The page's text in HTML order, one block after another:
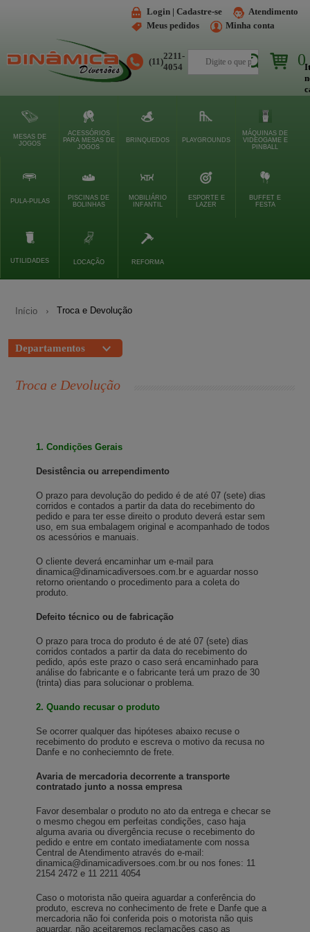
Login | Cadastre-se
Atendimento
Meus pedidos
Minha conta
(11)
2211-
4054
Buscar 0
MESAS DE
JOGOS
ACESSÓRIOS
PARA MESAS DE
JOGOS
BRINQUEDOS PLAYGROUNDS
MÁQUINAS DE
VIDEOGAME E
PINBALL
PULA-PULAS
PISCINAS DE
BOLINHAS
MOBILIÁRIO
INFANTIL
ESPORTE E
LAZER
BUFFET E
FESTA
UTILIDADES LOCAÇÃO REFORMA
Início Troca e Devolução
Troca e Devolução
1. Condições Gerais
Desistência ou arrependimento
O prazo para devolução do pedido é de até 07 (sete) dias
corridos e contados a partir da data do recebimento do
pedido e para ter esse direito o produto deverá estar sem
uso, em sua embalagem original e acompanhado de todos
os acessórios e manuais.
O cliente deverá encaminhar um e-mail para
dinamica@dinamicadiversoes.com.br e aguardar nosso
retorno orientando o procedimento para a coleta do
produto.
Defeito técnico ou de fabricação
O prazo para troca do produto é de até 07 (sete) dias
corridos contados a partir da data do recebimento do
pedido, após este prazo o caso será encaminhado para
análise do fabricante e o fabricante terá um prazo de 30
(trinta) dias para solucionar o problema.
2. Quando recusar o produto
Se ocorrer qualquer das hipóteses abaixo recuse o
recebimento do produto e escreva o motivo da recusa no
Danfe e no conheciemnto de frete.
Avaria de mercadoria decorrente a transporte
contratado junto a nossa empresa
Favor desembalar o produto no ato da entrega e checar se
o mesmo chegou em perfeitas condições, caso haja
alguma avaria ou divergência recuse o recebimento do
pedido e entre em contato imediatamente com nossa
Central de Atendimento através do e-mail:
dinamica@dinamicadiversoes.com.br ou nos fones: 11
2154 2472 e 11 2211 4054
Caso o motorista não queira aguardar a conferência do
produto, escreva no conhecimento de frete e Danfe que a
mercadoria não foi conferida pois o motorista não quis
aguardar, não aceitaremos reclamações caso as
Departamentos